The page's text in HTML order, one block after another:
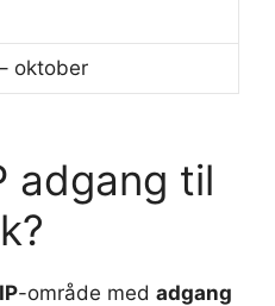
oktober
adgang til
-område med adgang